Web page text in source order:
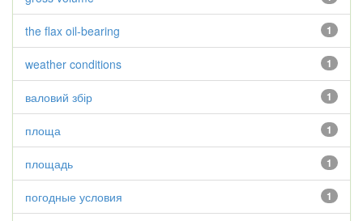
1
the flax oil-bearing
1
weather conditions
1
валовий збір
1
площа
1
площадь
1
погодные условия